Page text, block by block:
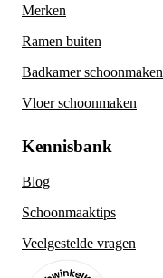
Merken
Ramen buiten
Badkamer schoonmaken
Vloer schoonmaken
Kennisbank
Blog
Schoonmaaktips
Veelgestelde vragen